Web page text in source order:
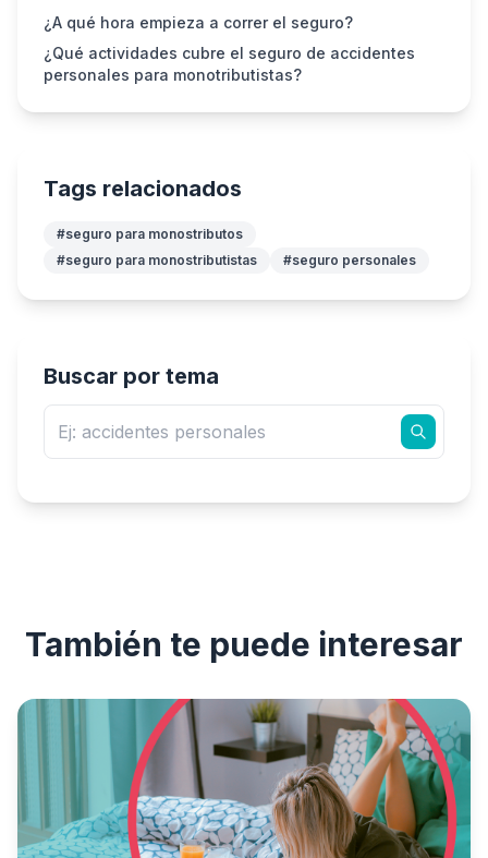
¿A qué hora empieza a correr el seguro?
¿Qué actividades cubre el seguro de accidentes
personales para monotributistas?
Tags relacionados
#seguro para monostributos
#seguro para monostributistas
#seguro personales
Buscar por tema
También te puede interesar